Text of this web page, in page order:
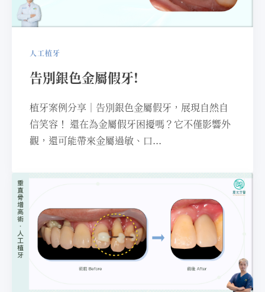
人工植牙
告別銀⾊⾦屬假牙!
植牙案例分享｜告別銀⾊⾦屬假牙，展現⾃然⾃
信笑容！ 還在為⾦屬假牙困擾嗎？它不僅影響外
觀，還可能帶來⾦屬過敏、⼝...